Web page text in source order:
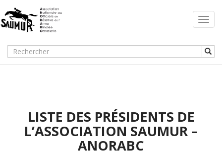
LISTE DES PRÉSIDENTS DE
L’ASSOCIATION SAUMUR –
ANORABC